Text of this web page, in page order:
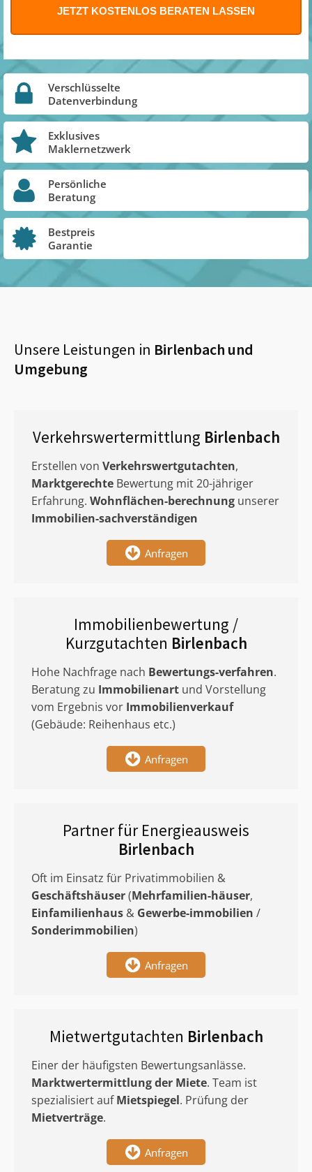
Verschlüsselte
Datenverbindung
Exklusives
Maklernetzwerk
Persönliche
Beratung
Bestpreis
Garantie
Unsere Leistungen in Birlenbach und
Umgebung
Verkehrswertermittlung Birlenbach
Erstellen von Verkehrswertgutachten,
Marktgerechte Bewertung mit 20-jähriger
Erfahrung. Wohnflächen-berechnung unserer
Immobilien-sachverständigen
Anfragen
Immobilienbewertung /
Kurzgutachten Birlenbach
Hohe Nachfrage nach Bewertungs-verfahren.
Beratung zu Immobilienart und Vorstellung
vom Ergebnis vor Immobilienverkauf
(Gebäude: Reihenhaus etc.)
Anfragen
Partner für Energieausweis
Birlenbach
Oft im Einsatz für Privatimmobilien &
Geschäftshäuser(Mehrfamilien-häuser,
Einfamilienhaus & Gewerbe-immobilien /
Sonderimmobilien)
Anfragen
Mietwertgutachten Birlenbach
Einer der häufigsten Bewertungsanlässe.
Marktwertermittlungder Miete. Team ist
spezialisiert aufMietspiegel. Prüfung der
Mietverträge.
Anfragen